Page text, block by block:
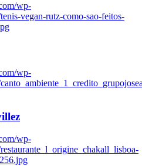
wp-
vegan-rutz-como-sao-feitos-
wp-
wp-